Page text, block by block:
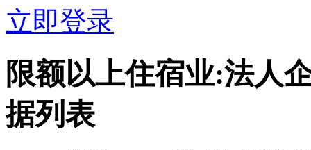
立即登录
限额以上住宿业:法人
据列表